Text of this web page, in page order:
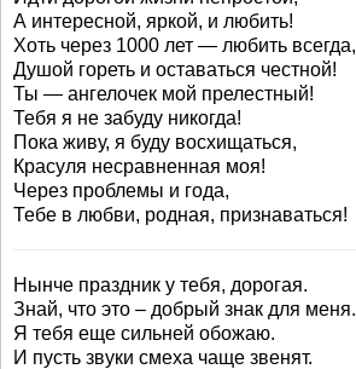
А интересной, яркой, и любить!
Хоть через 1000 лет — любить всегда,
Душой гореть и оставаться честной!
Ты — ангелочек мой прелестный!
Тебя я не забуду никогда!
Пока живу, я буду восхищаться,
Красуля несравненная моя!
Через проблемы и года,
Тебе в любви, родная, признаваться!
Нынче праздник у тебя, дорогая.
Знай, что это – добрый знак для меня.
Я тебя еще сильней обожаю.
И пусть звуки смеха чаще звенят.